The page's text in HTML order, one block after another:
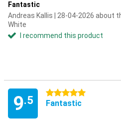
Fantastic
Andreas Kallis | 28-04-2026 about
White
I recommend this product
9.5
5 stars
Fantastic